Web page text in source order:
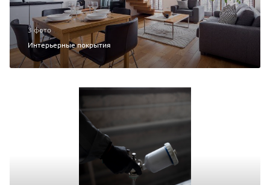
3 фото
Интерьерные покрытия